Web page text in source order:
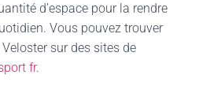
d’espace pour la rendre
Vous pouvez trouver
sur des sites de
fr.